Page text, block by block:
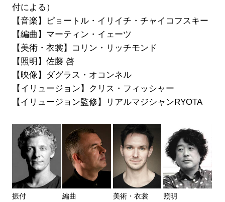
付による）
【音楽】ピョートル・イリイチ・チャイコフスキー
【編曲】マーティン・イェーツ
【美術・衣裳】コリン・リッチモンド
【照明】佐藤 啓
【映像】ダグラス・オコンネル
【イリュージョン】クリス・フィッシャー
【イリュージョン監修】リアルマジシャンRYOTA
振付
編曲
美術・衣裳
照明